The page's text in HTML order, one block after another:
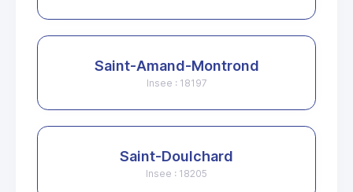
Saint-Amand-Montrond
Insee : 18197
Saint-Doulchard
Insee : 18205